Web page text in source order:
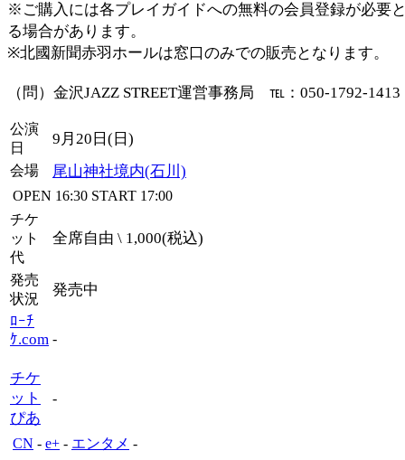
※ご購入には各プレイガイドへの無料の会員登録が必要
る場合があります。
※北國新聞赤羽ホールは窓口のみでの販売となります。
（問）金沢JAZZ STREET運営事務局 ℡：050-1792-1413
公演
日
9月20日(日)
会場 尾山神社境内(石川)
OPEN 16:30 START 17:00
チケ
ット
代
全席自由 \ 1,000(税込)
発売
状況
発売中
ﾛｰﾁ
ｹ.com -
チケ
ット
ぴあ
-
CN - e+ - エンタメ -